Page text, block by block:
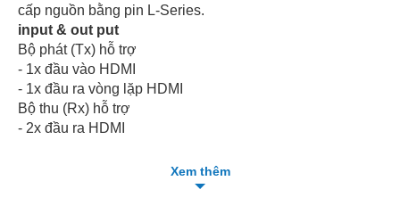
cấp nguồn bằng pin L-Series.
input & out put
Bộ phát (Tx) hỗ trợ
- 1x đầu vào HDMI
- 1x đầu ra vòng lặp HDMI
Bộ thu (Rx) hỗ trợ
- 2x đầu ra HDMI
Quay video USB cho PC / Mac
cung cấp một cổng USB để xuất
Xem thêm